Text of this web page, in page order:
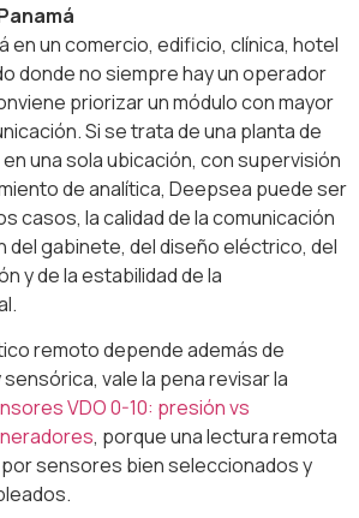
en un comercio, edificio, clínica, hotel
donde no siempre hay un operador
priorizar un módulo con mayor
Si se trata de una planta de
una sola ubicación, con supervisión
de analítica, Deepsea puede ser
casos, la calidad de la comunicación
del gabinete, del diseño eléctrico, del
y de la estabilidad de la
remoto depende además de
vale la pena revisar la
VDO 0-10: presión vs
, porque una lectura remota
sensores bien seleccionados y